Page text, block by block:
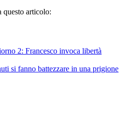
questo articolo:
2: Francesco invoca libertà
si fanno battezzare in una prigione